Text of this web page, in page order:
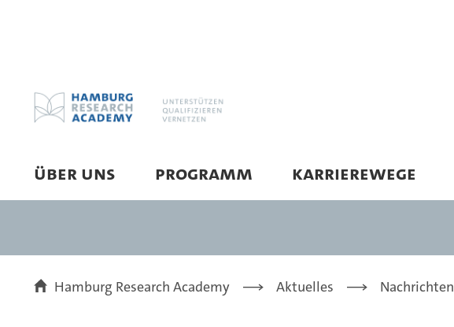
ÜBER UNS PROGRAMM KARRIEREWEGE
Hamburg Research Academy Aktuelles Nachrichten